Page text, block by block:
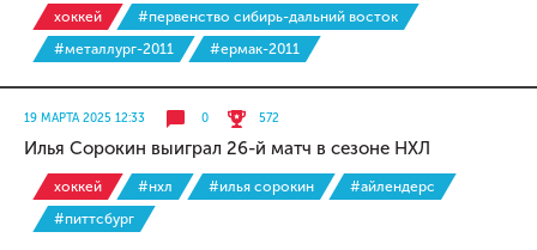
хоккей
#первенство сибирь-дальний восток
#металлург-2011
#ермак-2011
19 МАРТА 2025 12:33 0 572
Илья Сорокин выиграл 26-й матч в сезоне НХЛ
хоккей #нхл #илья сорокин
#айлендерс
#питтсбург